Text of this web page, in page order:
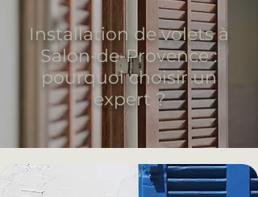
Installation de volets à
Salon-de-Provence :
pourquoi choisir un
expert ?